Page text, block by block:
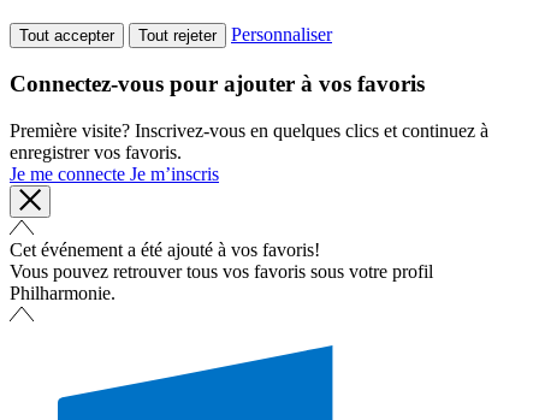
Tout accepter Tout rejeter Personnaliser
Connectez-vous pour ajouter à vos favoris
Première visite? Inscrivez-vous en quelques clics et continuez à
enregistrer vos favoris.
Je me connecte Je m’inscris
Cet événement a été ajouté à vos favoris!
Vous pouvez retrouver tous vos favoris sous votre profil
Philharmonie.